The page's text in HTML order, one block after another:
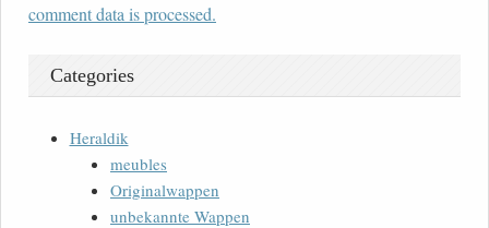
comment data is processed.
Categories
Heraldik
meubles
Originalwappen
unbekannte Wappen